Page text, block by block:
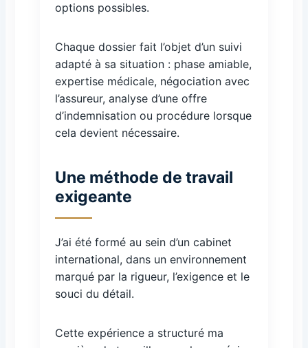
options possibles.
Chaque dossier fait l’objet d’un suivi
adapté à sa situation : phase amiable,
expertise médicale, négociation avec
l’assureur, analyse d’une offre
d’indemnisation ou procédure lorsque
cela devient nécessaire.
Une méthode de travail
exigeante
J’ai été formé au sein d’un cabinet
international, dans un environnement
marqué par la rigueur, l’exigence et le
souci du détail.
Cette expérience a structuré ma